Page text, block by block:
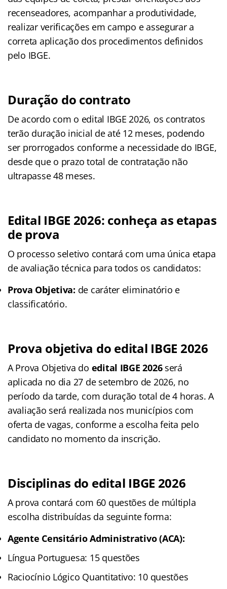
recenseadores, acompanhar a produtividade,
realizar verificações em campo e assegurar a
correta aplicação dos procedimentos definidos
pelo IBGE.
Duração do contrato
De acordo com o edital IBGE 2026, os contratos
terão duração inicial de até 12 meses, podendo
ser prorrogados conforme a necessidade do IBGE,
desde que o prazo total de contratação não
ultrapasse 48 meses.
Edital IBGE 2026: conheça as etapas
de prova
O processo seletivo contará com uma única etapa
de avaliação técnica para todos os candidatos:
Prova Objetiva: de caráter eliminatório e
classificatório.
Prova objetiva do edital IBGE 2026
A Prova Objetiva do edital IBGE 2026será
aplicada no dia 27 de setembro de 2026, no
período da tarde, com duração total de 4 horas. A
avaliação será realizada nos municípios com
oferta de vagas, conforme a escolha feita pelo
candidato no momento da inscrição.
Disciplinas do edital IBGE 2026
A prova contará com 60 questões de múltipla
escolha distribuídas da seguinte forma:
Agente Censitário Administrativo (ACA):
Língua Portuguesa: 15 questões
Raciocínio Lógico Quantitativo: 10 questões